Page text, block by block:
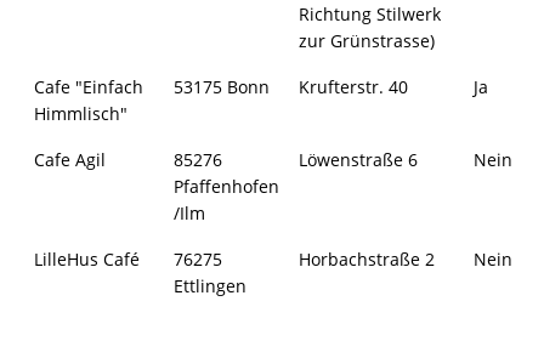
Richtung Stilwerk
zur Grünstrasse)
Cafe "Einfach
Himmlisch"
53175 Bonn Krufterstr. 40 Ja
Cafe Agil
85276
Pfaffenhofen
/Ilm
Löwenstraße 6 Nein
LilleHus Café
76275
Ettlingen
Horbachstraße 2 Nein